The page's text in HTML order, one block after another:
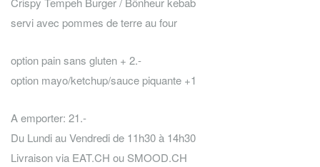
servi avec pommes de terre au four
option pain sans gluten + 2.-
option mayo/ketchup/sauce piquante +1
A emporter: 21.-
Du Lundi au Vendredi de 11h30 à 14h30
Livraison via EAT.CH ou SMOOD.CH